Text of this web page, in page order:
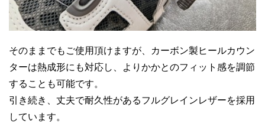
そのままでもご使用頂けますが、カーボン製ヒールカウン
ターは熱成形にも対応し、よりかかとのフィット感を調節
することも可能です。
引き続き、丈夫で耐久性があるフルグレインレザーを採用
しています。